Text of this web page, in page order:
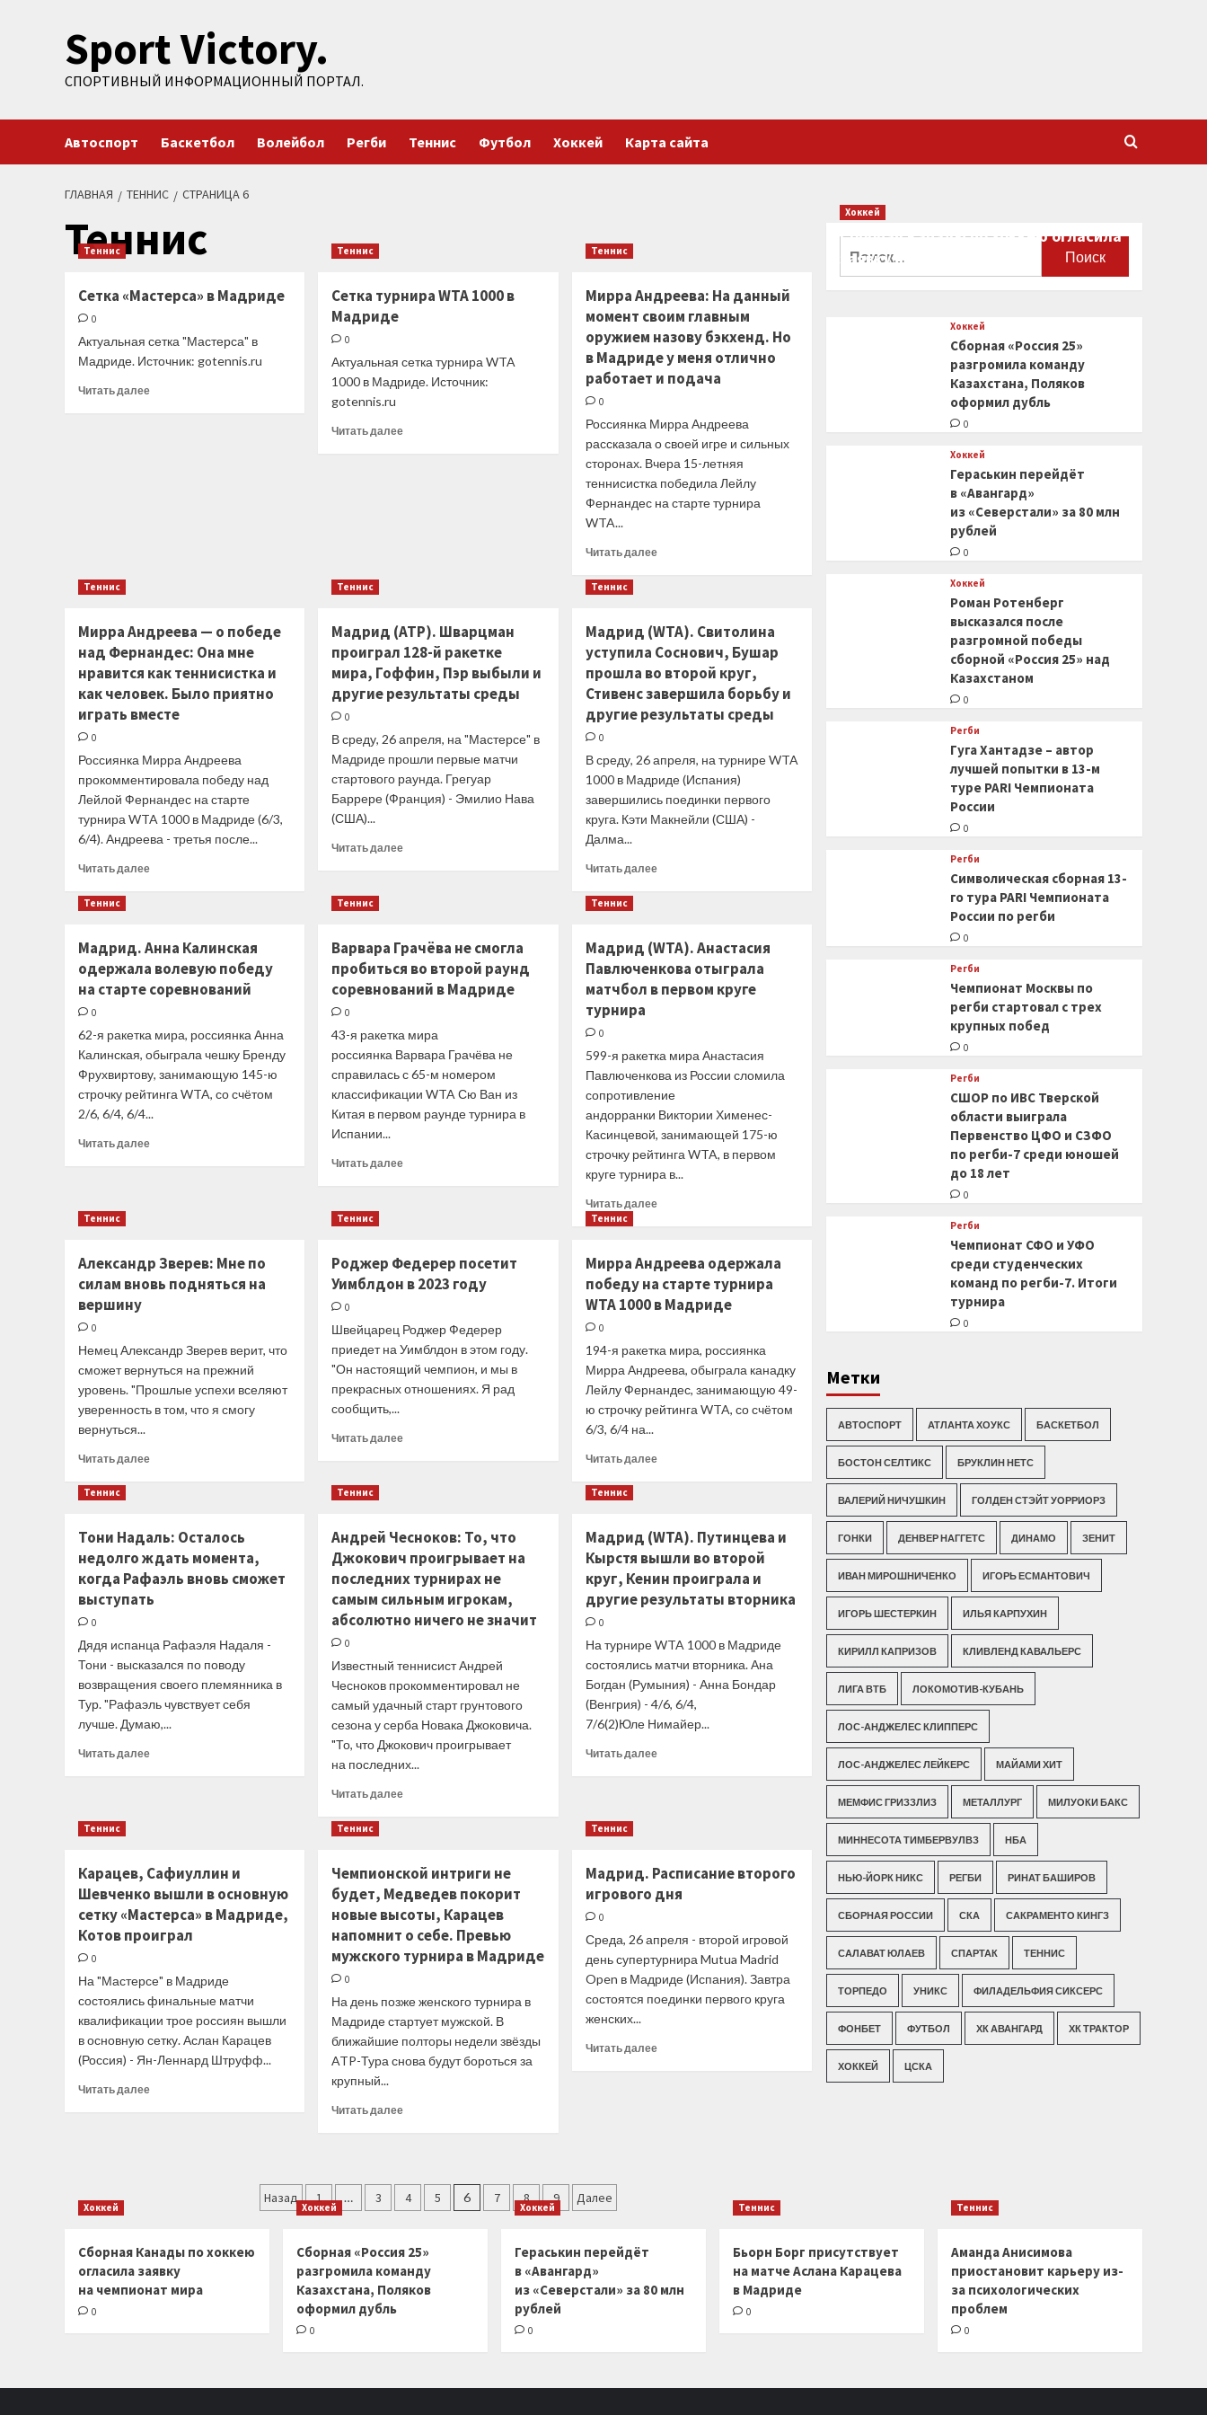
содержимомуSport Victory.
СПОРТИВНЫЙ ИНФОРМАЦИОННЫЙ ПОРТАЛ.
Автоспорт Баскетбол Волейбол Регби Теннис Футбол Хоккей Карта сайта
ГЛАВНАЯ ТЕННИС СТРАНИЦА 6
Теннис
Теннис
Сетка «Мастерса» в Мадриде
0
Актуальная сетка "Мастерса" в
Мадриде. Источник: gotennis.ru
Читать далееПрочитать
Теннис
Сетка турнира WTA 1000 в
Мадриде
0
Актуальная сетка турнира WTA
1000 в Мадриде. Источник:
gotennis.ru
Читать далееПрочитать
Теннис
Мирра Андреева: На данный
момент своим главным
оружием назову бэкхенд. Но
в Мадриде у меня отлично
работает и подача
0
Россиянка Мирра Андреева
рассказала о своей игре и сильных
сторонах. Вчера 15-летняя
теннисистка победила Лейлу
Фернандес на старте турнира
WTA...
Читать далееПрочитать
На
данный
момент
главным
оружием
Но
в
Мадриде
у
работает
Теннис
Мирра Андреева — о победе
над Фернандес: Она мне
нравится как теннисистка и
как человек. Было приятно
играть вместе
0
Россиянка Мирра Андреева
прокомментировала победу над
Лейлой Фернандес на старте
турнира WTA 1000 в Мадриде (6/3,
6/4). Андреева - третья после...
Читать далееПрочитать
—
о
победе
Она
мне
нравится
теннисистка
и
Теннис
Мадрид (ATP). Шварцман
проиграл 128-й ракетке
мира, Гоффин, Пэр выбыли и
другие результаты среды
0
В среду, 26 апреля, на "Мастерсе" в
Мадриде прошли первые матчи
стартового раунда. Грегуар
Баррере (Франция) - Эмилио Нава
(США)...
Читать далееПрочитать
проиграл
128-
ракетке
Гоффин,
Пэр
выбыли
другие
результаты
Теннис
Мадрид (WTA). Свитолина
уступила Соснович, Бушар
прошла во второй круг,
Стивенс завершила борьбу и
другие результаты среды
0
В среду, 26 апреля, на турнире WTA
1000 в Мадриде (Испания)
завершились поединки первого
круга. Кэти Макнейли (США) -
Далма...
Читать далееПрочитать
Свитолина
уступила
Соснович,
второй
круг,
борьбу
и
другие
результаты
Теннис
Мадрид. Анна Калинская
одержала волевую победу
на старте соревнований
0
62-я ракетка мира, россиянка Анна
Калинская, обыграла чешку Бренду
Фрухвиртову, занимающую 145-ю
строчку рейтинга WTA, со счётом
2/6, 6/4, 6/4...
Читать далееПрочитать
волевую
Теннис
Варвара Грачёва не смогла
пробиться во второй раунд
соревнований в Мадриде
0
43-я ракетка мира
россиянка Варвара Грачёва не
справилась с 65-м номером
классификации WTA Сю Ван из
Китая в первом раунде турнира в
Испании...
Читать далееПрочитать
смогла
пробиться
раунд
соревнований
в
Теннис
Мадрид (WTA). Анастасия
Павлюченкова отыграла
матчбол в первом круге
турнира
0
599-я ракетка мира Анастасия
Павлюченкова из России сломила
сопротивление
андорранки Виктории Хименес-
Касинцевой, занимающей 175-ю
строчку рейтинга WTA, в первом
круге турнира в...
Читать далееПрочитать
(WTA).
Анастасия
Павлюченкова
в
первом
круге
турнира
Теннис
Александр Зверев: Мне по
силам вновь подняться на
вершину
0
Немец Александр Зверев верит, что
сможет вернуться на прежний
уровень. "Прошлые успехи вселяют
уверенность в том, что я смогу
вернуться...
Читать далееПрочитать
Мне
по
силам
вершину
Теннис
Роджер Федерер посетит
Уимблдон в 2023 году
0
Швейцарец Роджер Федерер
приедет на Уимблдон в этом году.
"Он настоящий чемпион, и мы в
прекрасных отношениях. Я рад
сообщить,...
Читать далееПрочитать
Уимблдон
в
году
Теннис
Мирра Андреева одержала
победу на старте турнира
WTA 1000 в Мадриде
0
194-я ракетка мира, россиянка
Мирра Андреева, обыграла канадку
Лейлу Фернандес, занимающую 49-
ю строчку рейтинга WTA, со счётом
6/3, 6/4 на...
Читать далееПрочитать
одержала
победу
на
турнира
1000
в
Мадриде
Теннис
Тони Надаль: Осталось
недолго ждать момента,
когда Рафаэль вновь сможет
выступать
0
Дядя испанца Рафаэля Надаля -
Тони - высказался по поводу
возвращения своего племянника в
Тур. "Рафаэль чувствует себя
лучше. Думаю,...
Читать далееПрочитать
ждать
Рафаэль
вновь
Теннис
Андрей Чесноков: То, что
Джокович проигрывает на
последних турнирах не
самым сильным игрокам,
абсолютно ничего не значит
0
Известный теннисист Андрей
Чесноков прокомментировал не
самый удачный старт грунтового
сезона у серба Новака Джоковича.
"То, что Джокович проигрывает
на последних...
Читать далееПрочитать
То,
что
Джокович
проигрывает
на
последних
сильным
игрокам,
абсолютно
значит
Теннис
Мадрид (WTA). Путинцева и
Кырстя вышли во второй
круг, Кенин проиграла и
другие результаты вторника
0
На турнире WTA 1000 в Мадриде
состоялись матчи вторника. Ана
Богдан (Румыния) - Анна Бондар
(Венгрия) - 4/6, 6/4,
7/6(2)Юле Нимайер ...
Читать далееПрочитать
Кырстя
во
круг,
Кенин
проиграла
и
другие
Теннис
Карацев, Сафиуллин и
Шевченко вышли в основную
сетку «Мастерса» в Мадриде,
Котов проиграл
0
На "Мастерсе" в Мадриде
состоялись финальные матчи
квалификации трое россиян вышли
в основную сетку. Аслан Карацев
(Россия) - Ян-Леннард Штруфф...
Читать далееПрочитать
сетку
«Мастерса»
в
Теннис
Чемпионской интриги не
будет, Медведев покорит
новые высоты, Карацев
напомнит о себе. Превью
мужского турнира в Мадриде
0
На день позже женского турнира в
Мадриде стартует мужской. В
ближайшие полторы недели звёзды
ATP-Тура снова будут бороться за
крупный...
Читать далееПрочитать
не
будет,
новые
высоты,
Карацев
Теннис
Мадрид. Расписание второго
игрового дня
0
Среда, 26 апреля - второй игровой
день супертурнира Mutua Madrid
Open в Мадриде (Испания). Завтра
состоятся поединки первого круга
женских...
Читать далееПрочитать
Пагинация
записей
Назад 1 … 3 4 5 6 7 8 9 Далее
Хоккей
Сборная Канады по хоккею огласила
заявку на чемпионат мира
Хоккей
Сборная «Россия 25»
разгромила команду
Казахстана, Поляков
оформил дубль
0
Хоккей
Гераськин перейдёт
в «Авангард»
из «Северстали» за 80 млн
рублей
0
Хоккей
Роман Ротенберг
высказался после
разгромной победы
сборной «Россия 25» над
Казахстаном
0
Регби
Гуга Хантадзе – автор
лучшей попытки в 13-м
туре PARI Чемпионата
России
0
Регби
Символическая сборная 13-
го тура PARI Чемпионата
России по регби
0
Регби
Чемпионат Москвы по
регби стартовал с трех
крупных побед
0
Регби
СШОР по ИВС Тверской
области выиграла
Первенство ЦФО и СЗФО
по регби-7 среди юношей
до 18 лет
0
Регби
Чемпионат СФО и УФО
среди студенческих
команд по регби-7. Итоги
турнира
0
Метки
АВТОСПОРТ АТЛАНТА ХОУКС БАСКЕТБОЛ
БОСТОН СЕЛТИКС БРУКЛИН НЕТС
ВАЛЕРИЙ НИЧУШКИН ГОЛДЕН СТЭЙТ УОРРИОРЗ
ГОНКИ ДЕНВЕР НАГГЕТС ДИНАМО ЗЕНИТ
ИВАН МИРОШНИЧЕНКО ИГОРЬ ЕСМАНТОВИЧ
ИГОРЬ ШЕСТЕРКИН ИЛЬЯ КАРПУХИН
КИРИЛЛ КАПРИЗОВ КЛИВЛЕНД КАВАЛЬЕРС
ЛИГА ВТБ ЛОКОМОТИВ-КУБАНЬ
ЛОС-АНДЖЕЛЕС КЛИППЕРС
ЛОС-АНДЖЕЛЕС ЛЕЙКЕРС МАЙАМИ ХИТ
МЕМФИС ГРИЗЗЛИЗ МЕТАЛЛУРГ МИЛУОКИ БАКС
МИННЕСОТА ТИМБЕРВУЛВЗ НБА
НЬЮ-ЙОРК НИКС РЕГБИ РИНАТ БАШИРОВ
СБОРНАЯ РОССИИ СКА САКРАМЕНТО КИНГЗ
САЛАВАТ ЮЛАЕВ СПАРТАК ТЕННИС
ТОРПЕДО УНИКС ФИЛАДЕЛЬФИЯ СИКСЕРС
ФОНБЕТ ФУТБОЛ ХК АВАНГАРД ХК ТРАКТОР
ХОККЕЙ ЦСКА
Хоккей
Сборная Канады по хоккею
огласила заявку
на чемпионат мира
0
Хоккей
Сборная «Россия 25»
разгромила команду
Казахстана, Поляков
оформил дубль
0
Хоккей
Гераськин перейдёт
в «Авангард»
из «Северстали» за 80 млн
рублей
0
Теннис
Бьорн Борг присутствует
на матче Аслана Карацева
в Мадриде
0
Теннис
Аманда Анисимова
приостановит карьеру из-
за психологических
проблем
0